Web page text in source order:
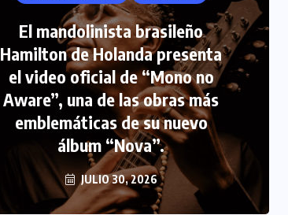
El mandolinista brasileño
Hamilton de Holanda presenta
el video oficial de “Mono no
Aware”, una de las obras más
emblemáticas de su nuevo
álbum “Nova”.
JULIO 30, 2026
COLABORADORES
INTERNACIONAL NOTICIAS
PERIODISMO TURISTICO
FIPETUR se solidariza con
Venezuela
JUNIO 29, 2026